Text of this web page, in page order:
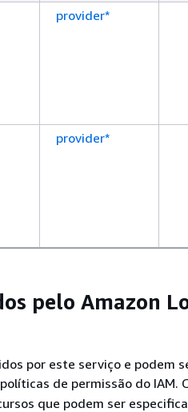
provider*
provider*
pelo Amazon
por este serviço e podem
de permissão do IAM.
que podem ser